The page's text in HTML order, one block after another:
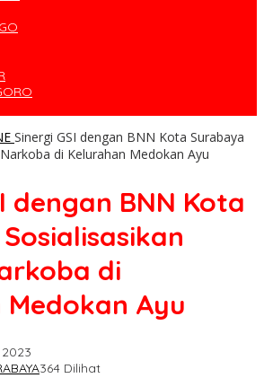
Sinergi GSI dengan BNN Kota Surabaya
di Kelurahan Medokan Ayu
dengan BNN Kota
di
Ayu
364 Dilihat